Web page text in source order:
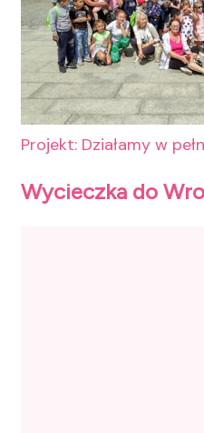
Projekt: Działamy w
Wycieczka do